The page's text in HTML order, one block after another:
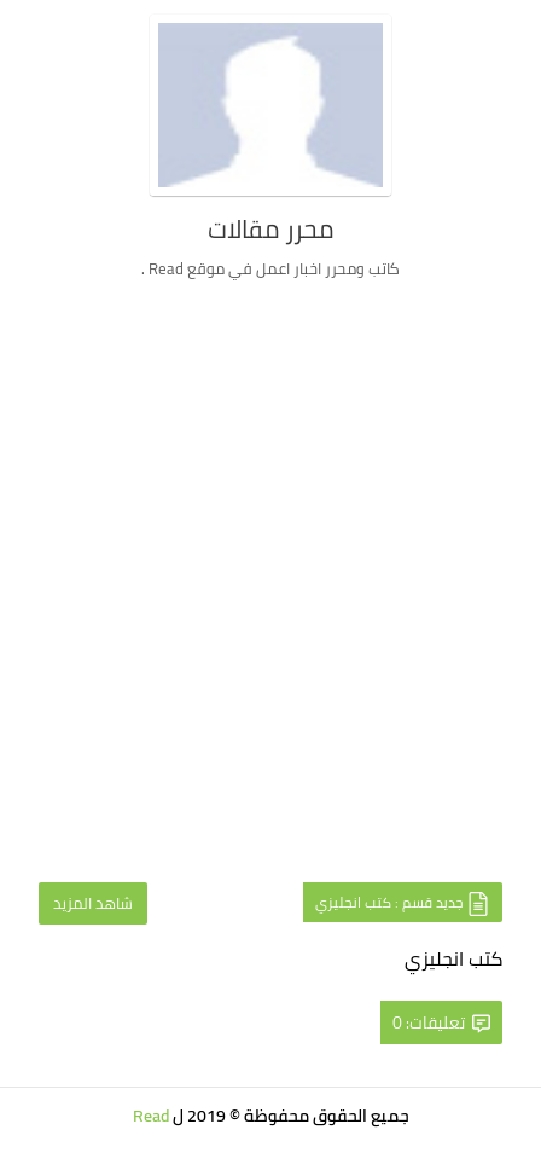
محرر مقالات
كاتب ومحرر اخبار اعمل في موقع Read .
جديد قسم : كتب انجليزي شاهد المزيد
كتب انجليزي
تعليقات: 0
جميع الحقوق محفوظة © 2019 ل
Read